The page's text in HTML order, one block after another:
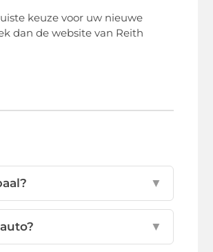
keuze voor uw nieuwe
dan de website van Reith
▼
▼